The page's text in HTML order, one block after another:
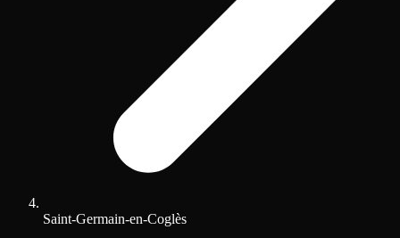
Saint-Germain-en-Coglès